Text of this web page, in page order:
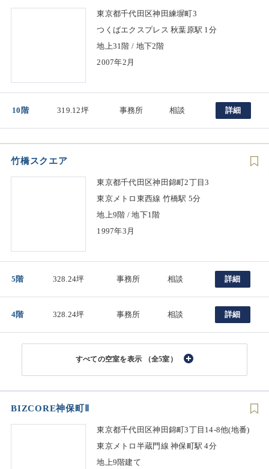
東京都千代田区神田練塀町3
つくばエクスプレス 秋葉原駅 1分
地上31階 / 地下2階
2007年2月
10階 319.12坪 事務所 相談 詳細
竹橋スクエア
東京都千代田区神田錦町2丁目3
東京メトロ東西線 竹橋駅 5分
地上9階 / 地下1階
1997年3月
5階 328.24坪 事務所 相談 詳細
4階 328.24坪 事務所 相談 詳細
（全5室）
BIZCORE神保町Ⅱ
東京都千代田区神田錦町3丁目14-8他(地番)
東京メトロ半蔵門線 神保町駅 4分
地上9階建て